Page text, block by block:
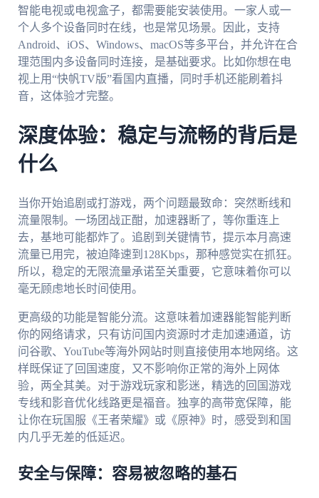
智能电视或电视盒子，都需要能安装使用。一家人或一
个人多个设备同时在线，也是常见场景。因此，支持
Android、iOS、Windows、macOS等多平台，并允许在合
理范围内多设备同时连接，是基础要求。比如你想在电
视上用“快帆TV版”看国内直播，同时手机还能刷着抖
音，这体验才完整。
深度体验：稳定与流畅的背后是
什么
当你开始追剧或打游戏，两个问题最致命：突然断线和
流量限制。一场团战正酣，加速器断了，等你重连上
去，基地可能都炸了。追剧到关键情节，提示本月高速
流量已用完，被迫降速到128Kbps，那种感觉实在抓狂。
所以，稳定的无限流量承诺至关重要，它意味着你可以
毫无顾虑地长时间使用。
更高级的功能是智能分流。这意味着加速器能智能判断
你的网络请求，只有访问国内资源时才走加速通道，访
问谷歌、YouTube等海外网站时则直接使用本地网络。这
样既保证了回国速度，又不影响你正常的海外上网体
验，两全其美。对于游戏玩家和影迷，精选的回国游戏
专线和影音优化线路更是福音。独享的高带宽保障，能
让你在玩国服《王者荣耀》或《原神》时，感受到和国
内几乎无差的低延迟。
安全与保障：容易被忽略的基石